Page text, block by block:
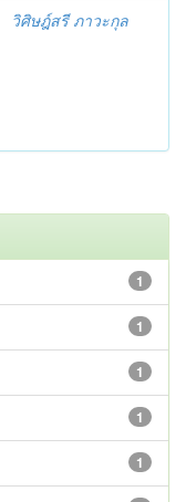
วิศิษฎ์สรี ภาวะกุล
1
1
1
1
1